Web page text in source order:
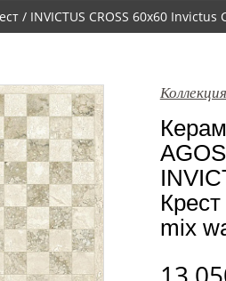
/ INVICTUS CROSS 60x60 Invictus
mix